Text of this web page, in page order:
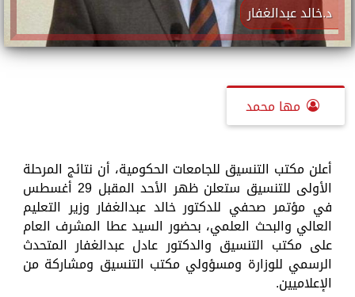
د.خالد عبدالغفار
مها محمد
أعلن مكتب التنسيق للجامعات الحكومية، أن نتائج المرحلة
الأولى للتنسيق ستعلن ظهر الأحد المقبل 29 أغسطس
في مؤتمر صحفي للدكتور خالد عبدالغفار وزير التعليم
العالي والبحث العلمي، بحضور السيد عطا المشرف العام
على مكتب التنسيق والدكتور عادل عبدالغفار المتحدث
الرسمي للوزارة ومسؤولي مكتب التنسيق ومشاركة من
الإعلاميين.